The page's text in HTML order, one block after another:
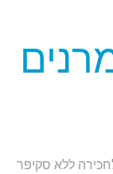
ללא סקיפר